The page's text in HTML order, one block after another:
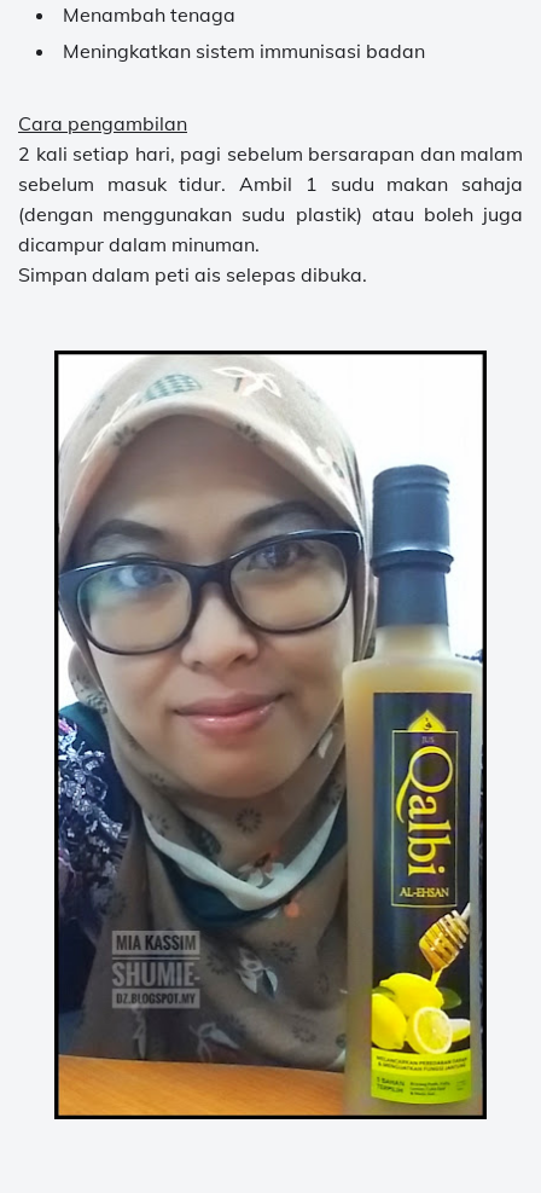
Menambah tenaga
Meningkatkan sistem immunisasi badan
Cara pengambilan
2 kali setiap hari, pagi sebelum bersarapan dan malam
sebelum masuk tidur. Ambil 1 sudu makan sahaja
(dengan menggunakan sudu plastik) atau boleh juga
dicampur dalam minuman.
Simpan dalam peti ais selepas dibuka.